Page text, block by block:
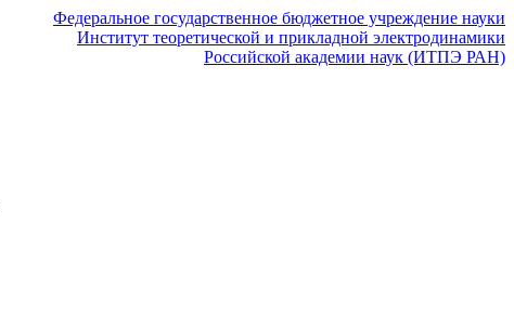
Федеральное государственное бюджетное учреждение науки
Институт теоретической и прикладной электродинамики
Российской академии наук (ИТПЭ РАН)